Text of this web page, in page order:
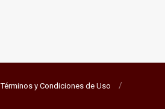
Términos y Condiciones de Uso